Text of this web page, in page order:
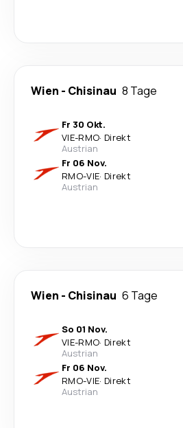
Wien - Chisinau 8 Tage
Fr 30 Okt.
VIE-RMO· Direkt
Austrian
Fr 06 Nov.
RMO-VIE· Direkt
Austrian
Wien - Chisinau 6 Tage
So 01 Nov.
VIE-RMO· Direkt
Austrian
Fr 06 Nov.
RMO-VIE· Direkt
Austrian